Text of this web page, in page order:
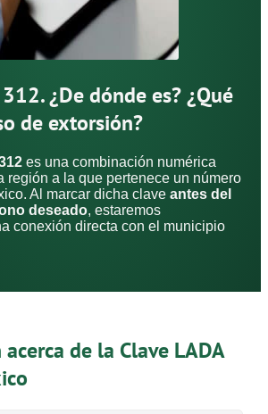
¿De dónde es? ¿Qué
de extorsión?
es una combinación numérica
región a la que pertenece un número
Al marcar dicha clave antes del
deseado, estaremos
conexión directa con el municipio
de la Clave LADA